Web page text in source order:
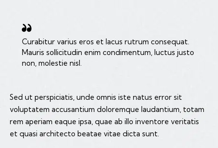
Curabitur varius eros et lacus rutrum consequat.
Mauris sollicitudin enim condimentum, luctus justo
non, molestie nisl.
Sed ut perspiciatis, unde omnis iste natus error sit
voluptatem accusantium doloremque laudantium, totam
rem aperiam eaque ipsa, quae ab illo inventore veritatis
et quasi architecto beatae vitae dicta sunt.